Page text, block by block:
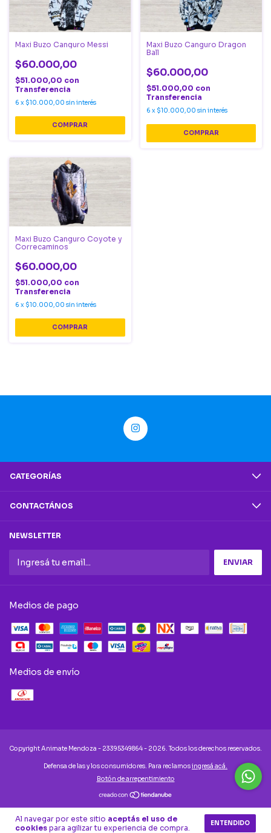
Al navegar por este sitio aceptás el uso de
cookies para agilizar tu experiencia de compra.
ENTENDIDO
Maxi Buzo Canguro Messi
$60.000,00
$51.000,00 con
Transferencia
6 x $10.000,00 sin interés
COMPRAR
Maxi Buzo Canguro Dragon
Ball
$60.000,00
$51.000,00 con
Transferencia
6 x $10.000,00 sin interés
COMPRAR
Maxi Buzo Canguro Coyote y
Correcaminos
$60.000,00
$51.000,00 con
Transferencia
6 x $10.000,00 sin interés
COMPRAR
CATEGORÍAS
CONTACTÁNOS
NEWSLETTER
Medios de pago
Medios de envío
Copyright Animate Mendoza - 23395349864 - 2026. Todos los derechos reservados.
Defensa de las y los consumidores. Para reclamosingresá acá.
Botón de arrepentimiento